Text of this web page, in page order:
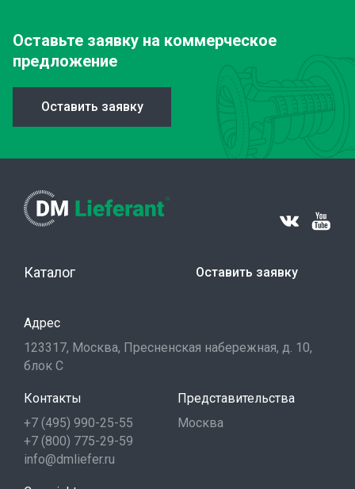
Оставьте заявку на коммерческое
предложение
Оставить заявку
Каталог Оставить заявку
Адрес
123317, Москва, Пресненская набережная, д. 10,
блок С
Контакты
+7 (495) 990-25-55
+7 (800) 775-29-59
info@dmliefer.ru
Представительства
Москва